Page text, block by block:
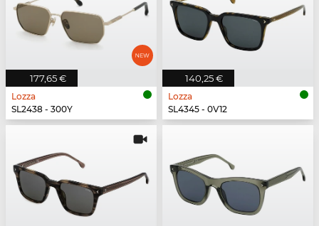
177,65 €
Lozza
SL2438 - 300Y
140,25 €
Lozza
SL4345 - 0V12